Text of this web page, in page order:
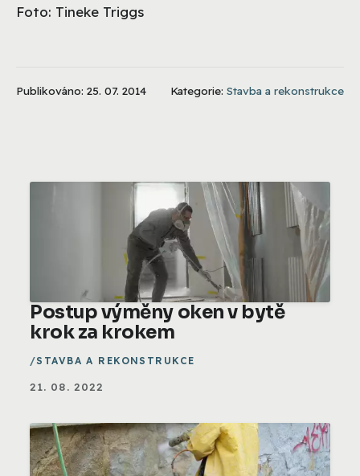
Foto: Tineke Triggs
Publikováno: 25. 07. 2014 Kategorie: Stavba a rekonstrukce
Postup výměny oken v bytě
krok za krokem
STAVBA A REKONSTRUKCE
21. 08. 2022